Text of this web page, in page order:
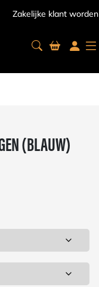
Zakelijke klant worden
(BLAUW)